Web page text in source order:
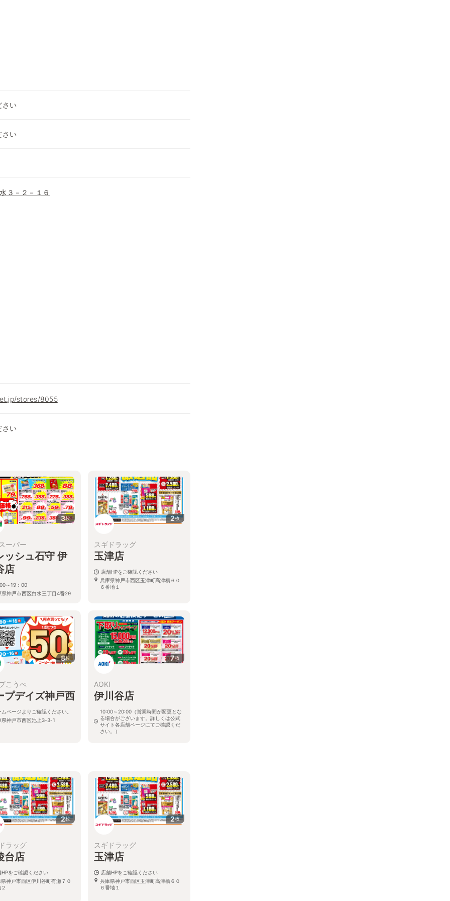
さい
さい
３－２－１６
stores/8055
さい
3枚
ーパー
ッシュ石守 伊
店
～19：00
県神戸市西区白水三丁目4番29
2枚
スギドラッグ
玉津店
店舗HPをご確認ください
兵庫県神戸市西区玉津町高津橋６０
６番地１
8枚
こうべ
プデイズ神戸西
ムページよりご確認ください。
県神戸市西区池上3-3-1
7枚
AOKI
伊川谷店
10:00～20:00（営業時間が変更とな
る場合がございます。詳しくは公式
サイト各店舗ページにてご確認くだ
さい。）
2枚
ラッグ
台店
HPをご確認ください
神戸市西区伊川谷町有瀬７０
2枚
スギドラッグ
玉津店
店舗HPをご確認ください
兵庫県神戸市西区玉津町高津橋６０
６番地１